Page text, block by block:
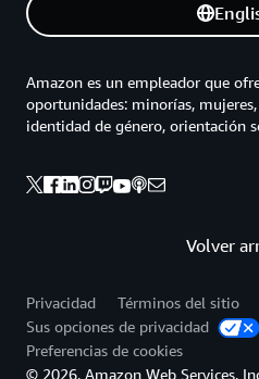
Volver
Amazon es un empleador que
oportunidades: minorías,
identidad de género, orientación
Privacidad
Términos del sitio
Sus opciones de privacidad
Preferencias de cookies
© 2026, Amazon Web Services,